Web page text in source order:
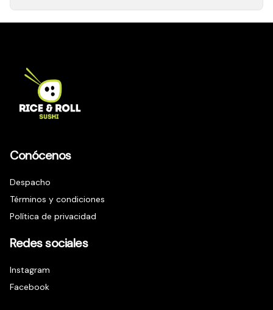
Conócenos
Despacho
Términos y condiciones
Política de privacidad
Redes sociales
Instagram
Facebook